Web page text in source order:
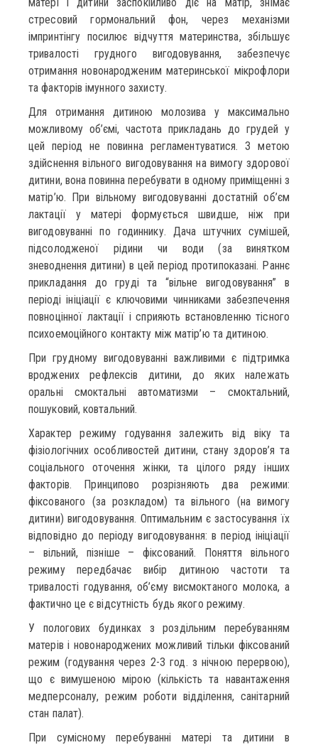
стресовий гормональний фон, через механізми
імпринтінгу посилює відчуття материнства, збільшує
тривалості грудного вигодовування, забезпечує
отримання новонародженим материнської мікрофлори
та факторів імунного захисту.
Для отримання дитиною молозива у максимально
можливому об’ємі, частота прикладань до грудей у
цей період не повинна регламентуватися. З метою
здійснення вільного вигодовування на вимогу здорової
дитини, вона повинна перебувати в одному приміщенні з
матір’ю. При вільному вигодовуванні достатній об’єм
лактації у матері формується швидше, ніж при
вигодовуванні по годиннику. Дача штучних сумішей,
підсолодженої рідини чи води (за винятком
зневоднення дитини) в цей період протипоказані. Раннє
прикладання до груді та “вільне вигодовування” в
періоді ініціації є ключовими чинниками забезпечення
повноцінної лактації і сприяють встановленню тісного
психоемоційного контакту між матір’ю та дитиною.
При грудному вигодовуванні важливими є підтримка
вроджених рефлексів дитини, до яких належать
оральні смоктальні автоматизми – смоктальний,
пошуковий, ковтальний.
Характер режиму годування залежить від віку та
фізіологічних особливостей дитини, стану здоров’я та
соціального оточення жінки, та цілого ряду інших
факторів. Принципово розрізняють два режими:
фіксованого (за розкладом) та вільного (на вимогу
дитини) вигодовування. Оптимальним є застосування їх
відповідно до періоду вигодовування: в період ініціації
– вільний, пізніше – фіксований. Поняття вільного
режиму передбачає вибір дитиною частоти та
тривалості годування, об’єму висмоктаного молока, а
фактично це є відсутність будь якого режиму.
У пологових будинках з роздільним перебуванням
матерів і новонароджених можливий тільки фіксований
режим (годування через 2-3 год. з нічною перервою),
що є вимушеною мірою (кількість та навантаження
медперсоналу, режим роботи відділення, санітарний
стан палат).
При сумісному перебуванні матері та дитини в